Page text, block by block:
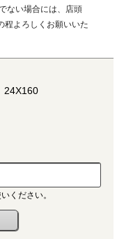
plcの日本に
性UL94 V-2
比重が0.9と汎用
性、耐加水分解
プラスチックとし
す。バランスの
労性で、耐クリー
ることから、金属
ない場合には、店頭
程よろしくお願いいた
ください。